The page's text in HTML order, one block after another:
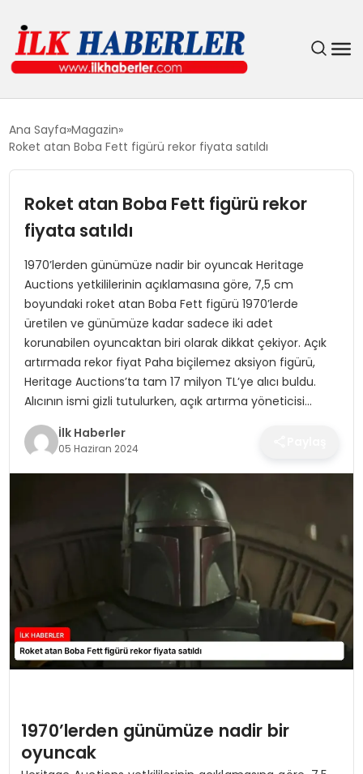
EKONOMI
GÜNDEM
MAGAZIN
SIYASET
SPOR
Ana Sayfa Magazin
Roket atan Boba Fett figürü rekor fiyata satıldı
Roket atan Boba Fett figürü rekor
fiyata satıldı
1970’lerden günümüze nadir bir oyuncak Heritage
Auctions yetkililerinin açıklamasına göre, 7,5 cm
boyundaki roket atan Boba Fett figürü 1970’lerde
üretilen ve günümüze kadar sadece iki adet
korunabilen oyuncaktan biri olarak dikkat çekiyor. Açık
artırmada rekor fiyat Paha biçilemez aksiyon figürü,
Heritage Auctions’ta tam 17 milyon TL’ye alıcı buldu.
Alıcının ismi gizli tutulurken, açık artırma yöneticisi…
İlk Haberler
05 Haziran 2024
1970’lerden günümüze nadir bir
oyuncak